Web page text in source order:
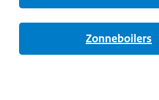
Zonneboilers